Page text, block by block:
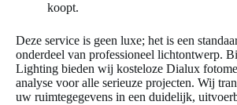
koopt.
Deze service is geen luxe; het is een
onderdeel van professioneel lichtontwerp.
Lighting bieden wij kosteloze Dialux
analyse voor alle serieuze projecten. Wij
uw ruimtegegevens in een duidelijk,